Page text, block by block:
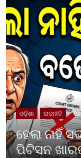
UNCATEGORIZED
ଓଡ଼ିଶା
ପ୍ରତିଷ୍ଠା